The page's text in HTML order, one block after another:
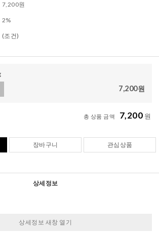
7,200원
2%
(조건)
7,200원
총 상품 금액 7,200 원
장바구니 관심상품
상세정보
상세정보 새창 열기